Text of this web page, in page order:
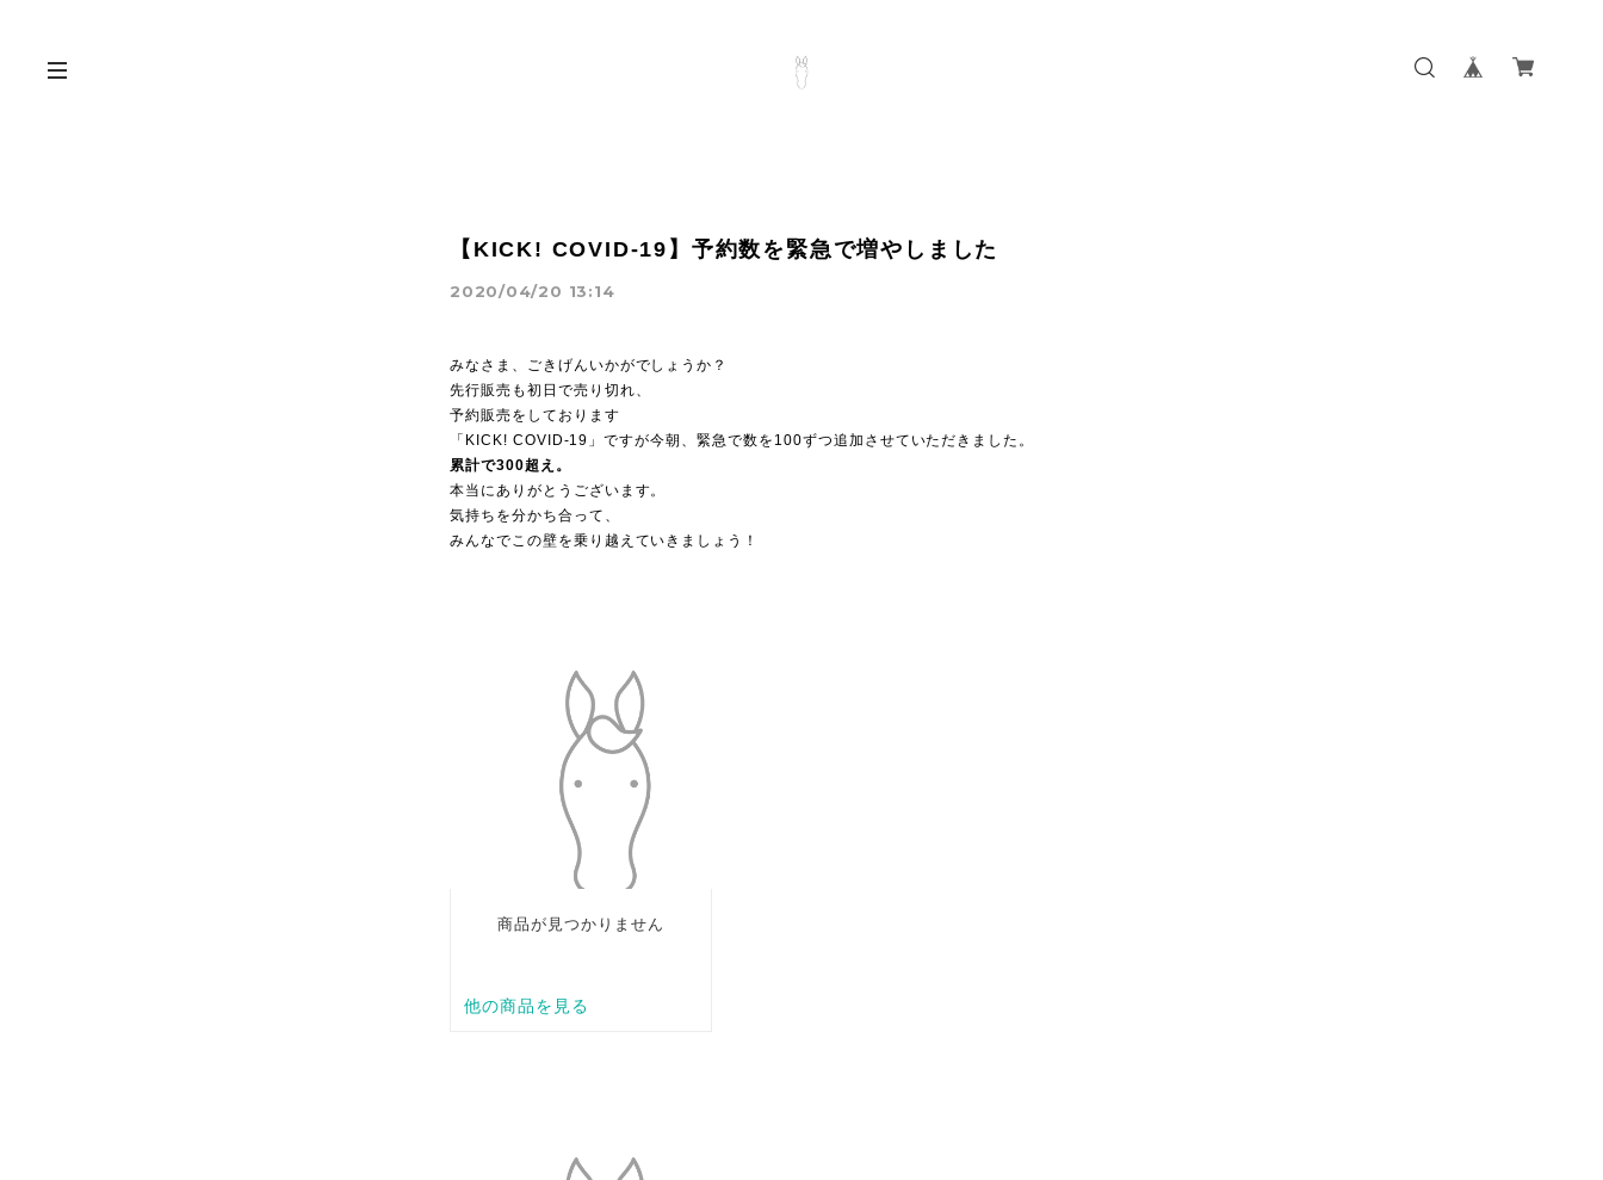
【KICK! COVID-19】予約数を緊急で増やしました
2020/04/20 13:14
みなさま、ごきげんいかがでしょうか？
先行販売も初日で売り切れ、
予約販売をしております
「KICK! COVID-19」ですが今朝、緊急で数を100ずつ追加させていただきました。
累計で300超え。
本当にありがとうございます。
気持ちを分かち合って、
みんなでこの壁を乗り越えていきましょう！